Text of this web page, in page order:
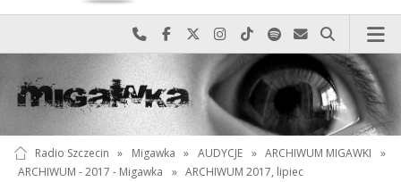
Najlepiej po prostu do nas zadzwoń
Odwiedź nas na Facebook-u
Odwiedź nas na X
Odwiedź nas na Instagram-ie
Odwiedź nas na TikTok-u
Szukaj nas na Spotify
Wyślij do nas
Szukaj
Radio Szczecin » Migawka » AUDYCJE » ARCHIWUM MIGAWKI
»
ARCHIWUM - 2017 - Migawka
» ARCHIWUM 2017, lipiec